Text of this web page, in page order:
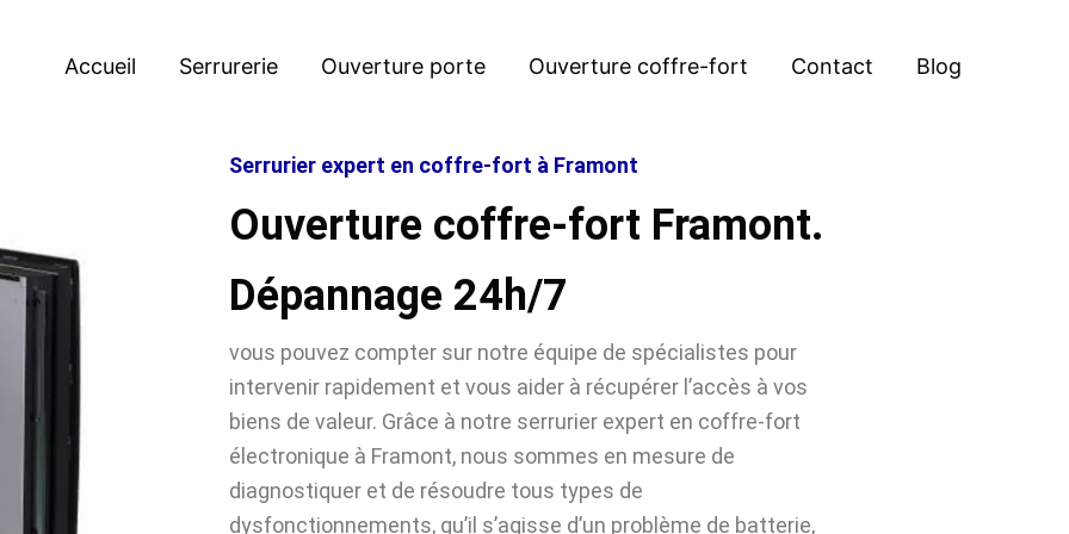
Accueil Serrurerie Ouverture porte Ouverture coffre-fort Contact Blog
Serrurier expert en coffre-fort à Framont
Ouverture coffre-fort Framont.
Dépannage 24h/7
vous pouvez compter sur notre équipe de spécialistes pour
intervenir rapidement et vous aider à récupérer l’accès à vos
biens de valeur. Grâce à notre serrurier expert en coffre-fort
électronique à Framont, nous sommes en mesure de
diagnostiquer et de résoudre tous types de
dysfonctionnements, qu’il s’agisse d’un problème de batterie,